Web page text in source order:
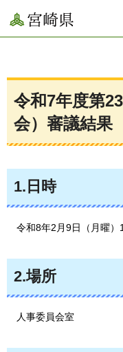
宮崎県
令和7年度第
会）審議結果
1.日時
令和8年2月9日（月曜
2.場所
人事委員会室